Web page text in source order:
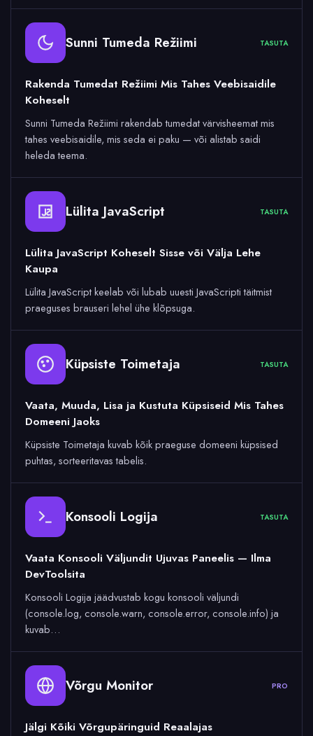
Sunni Tumeda Režiimi TASUTA
Rakenda Tumedat Režiimi Mis Tahes Veebisaidile
Koheselt
Sunni Tumeda Režiimi rakendab tumedat värvisheemat mis
tahes veebisaidile, mis seda ei paku — või alistab saidi
heleda teema.
Lülita JavaScript TASUTA
Lülita JavaScript Koheselt Sisse või Välja Lehe
Kaupa
Lülita JavaScript keelab või lubab uuesti JavaScripti täitmist
praeguses brauseri lehel ühe klõpsuga.
Küpsiste Toimetaja TASUTA
Vaata, Muuda, Lisa ja Kustuta Küpsiseid Mis Tahes
Domeeni Jaoks
Küpsiste Toimetaja kuvab kõik praeguse domeeni küpsised
puhtas, sorteeritavas tabelis.
Konsooli Logija TASUTA
Vaata Konsooli Väljundit Ujuvas Paneelis — Ilma
DevToolsita
Konsooli Logija jäädvustab kogu konsooli väljundi
(console.log, console.warn, console.error, console.info) ja
kuvab…
Võrgu Monitor PRO
Jälgi Kõiki Võrgupäringuid Reaalajas